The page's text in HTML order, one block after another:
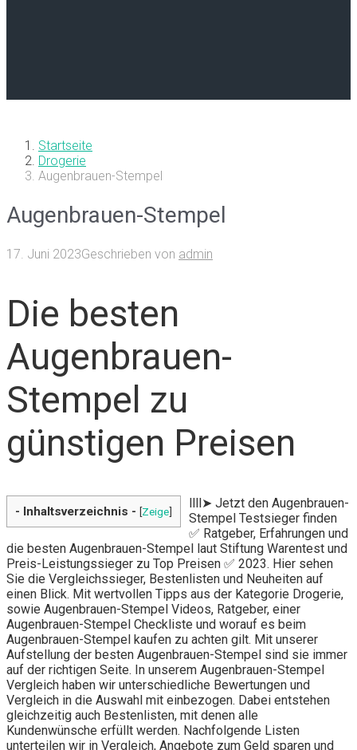
Startseite
Drogerie
Augenbrauen-Stempel
Augenbrauen-Stempel
17. Juni 2023Geschrieben von admin
Die besten
Augenbrauen-
Stempel zu
günstigen Preisen
- Inhaltsverzeichnis - [Zeige]
llll➤ Jetzt den Augenbrauen-
Stempel Testsieger finden
✅ Ratgeber, Erfahrungen und
die besten Augenbrauen-Stempel laut Stiftung Warentest und
Preis-Leistungssieger zu Top Preisen ✅ 2023. Hier sehen
Sie die Vergleichssieger, Bestenlisten und Neuheiten auf
einen Blick. Mit wertvollen Tipps aus der Kategorie Drogerie,
sowie Augenbrauen-Stempel Videos, Ratgeber, einer
Augenbrauen-Stempel Checkliste und worauf es beim
Augenbrauen-Stempel kaufen zu achten gilt. Mit unserer
Aufstellung der besten Augenbrauen-Stempel sind sie immer
auf der richtigen Seite. In unserem Augenbrauen-Stempel
Vergleich haben wir unterschiedliche Bewertungen und
Vergleich in die Auswahl mit einbezogen. Dabei entstehen
gleichzeitig auch Bestenlisten, mit denen alle
Kundenwünsche erfüllt werden. Nachfolgende Listen
unterteilen wir in Vergleich, Angebote zum Geld sparen und